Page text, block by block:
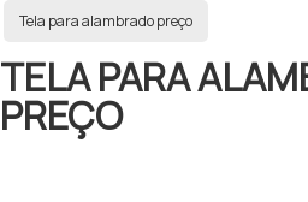
Tela para alambrado preço
TELA PARA
PREÇO